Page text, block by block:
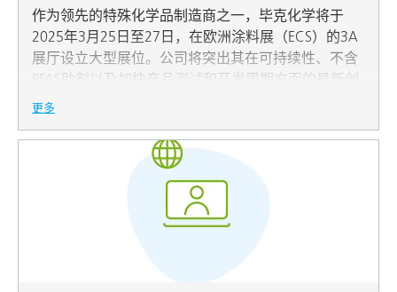
作为领先的特殊化学品制造商之一，毕克化学将于
2025年3月25日至27日，在欧洲涂料展（ECS）的3A
展厅设立大型展位。公司将突出其在可持续性、不含
PFAS助剂以及加快产品测试和开发周期方面的最新创
新成果。这些举措体现了毕克化学致力于推动涂料、
更多